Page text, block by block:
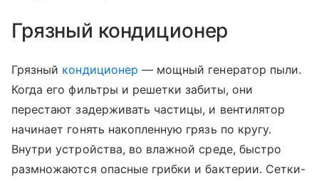
Грязный кондиционер
Грязный кондиционер — мощный генератор пыли.
Когда его фильтры и решетки забиты, они
перестают задерживать частицы, и вентилятор
начинает гонять накопленную грязь по кругу.
Внутри устройства, во влажной среде, быстро
размножаются опасные грибки и бактерии. Сетки-